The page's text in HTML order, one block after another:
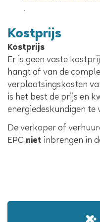
.
Kostprijs
Kostprijs
Er is geen vaste
hangt af van de
verplaatsingskosten
is het best de prijs en
energiedeskundigen te
De verkoper of
EPC niet inbrengen in